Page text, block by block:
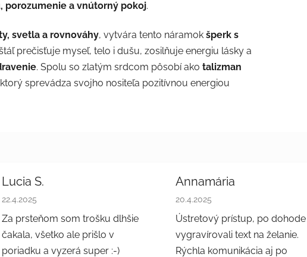
porozumenie a vnútorný pokoj.
svetla a rovnováhy, vytvára tento náramok šperk s
prečisťuje myseľ, telo i dušu, zosilňuje energiu lásky a
. Spolu so zlatým srdcom pôsobí ako talizman
sprevádza svojho nositeľa pozitívnou energiou
Lucia S.
Hodnotenie obchodu je 5 z 5 hviezdičiek.
22.4.2025
Za prsteňom som trošku dlhšie
čakala, všetko ale prišlo v
poriadku a vyzerá super :-)
Annamária
Hodnotenie obchodu je 5 z 5
20.4.2025
Ústretový prístup, po dohode
vygravírovali text na želanie.
Rýchla komunikácia aj po